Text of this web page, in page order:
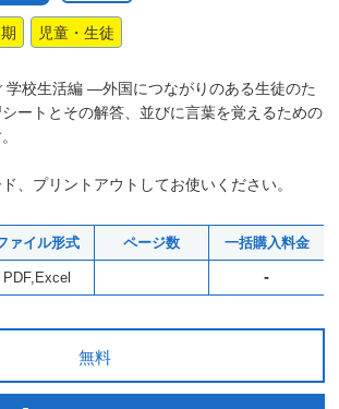
児童・生徒
学校生活編 ―外国につながりのある生徒のた
ートとその解答、並びに言葉を覚えるための
、プリントアウトしてお使いください。
ァイル形式 ページ数 一括購入料金
PDF,Excel -
無料